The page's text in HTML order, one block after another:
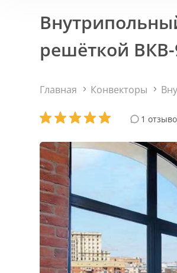
решёткой ВКВ-
Главная Конвекторы
1